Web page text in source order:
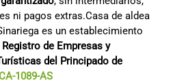
ni pagos extras.Casa de aldea
es un establecimiento
Registro de Empresas y
del Principado de
1089-AS